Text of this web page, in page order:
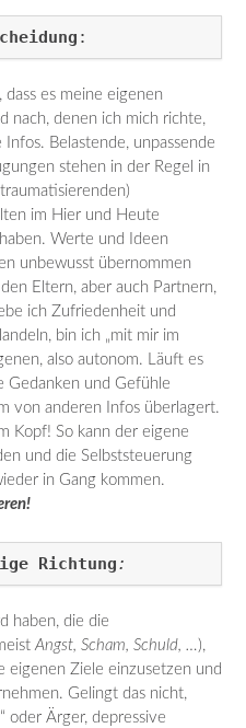
:
dass es meine eigenen
nach, denen ich mich richte,
Belastende, unpassende
stehen in der Regel in
im Hier und Heute
Werte und Ideen
unbewusst übernommen
Eltern, aber auch Partnern,
ich Zufriedenheit und
bin ich „mit mir im
also autonom. Läuft es
Gedanken und Gefühle
von anderen Infos überlagert.
Kopf! So kann der eigene
und die Selbststeuerung
in Gang kommen.
Richtung:
haben, die die
Angst, Scham, Schuld, …),
eigenen Ziele einzusetzen und
Gelingt das nicht,
oder Ärger, depressive